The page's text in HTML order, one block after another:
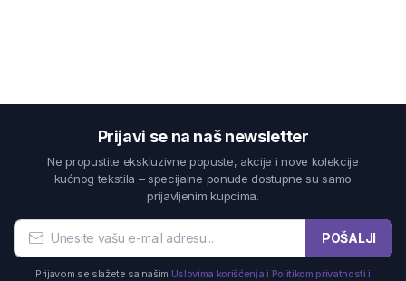
Prijavi se na naš newsletter
Ne propustite ekskluzivne popuste, akcije i nove kolekcije
kućnog tekstila – specijalne ponude dostupne su samo
prijavljenim kupcima.
POŠALJI
Prijavom se slažete sa našim Uslovima korišćenja i Politikom privatnosti i